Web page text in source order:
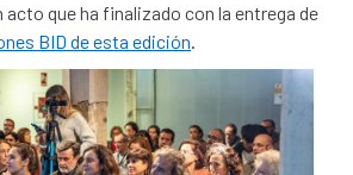
acto que ha finalizado con la entrega de
BID de esta edición.